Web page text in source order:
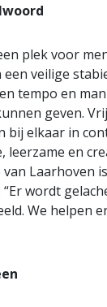
plek voor
veilige
tempo en
geven.
bij elkaar in
leerzame en
Laarhoven
wordt
We helpen